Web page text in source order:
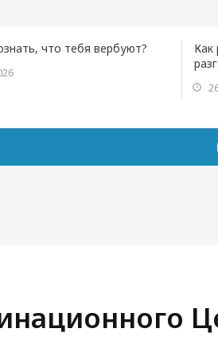
что тебя вербуют?
Как